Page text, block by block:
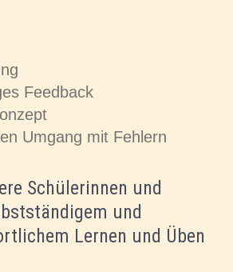
Feedback
Umgang mit Fehlern
Schülerinnen und
und
Lernen und Üben